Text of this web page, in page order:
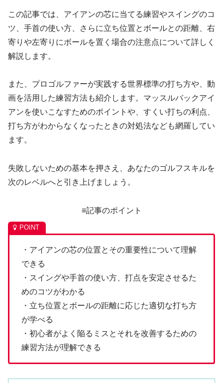
この記事では、アイアンの芯に当てる練習やスイングのコ
ツ、手首の使い方、さらに立ち位置とボールとの距離、右
寄りや左寄りにボールを置く場合の注意点について詳しく
解説します。
また、プロゴルファーが実践する世界標準の打ち方や、動
画を活用した練習方法も紹介します。マッスルバックアイ
アンを使いこなすためのポイントや、すくい打ちの利点、
打ち方がわからなくなったときの対処法なども網羅してい
ます。
失敗しないための基本を押さえ、あなたのゴルフスキルを
次のレベルへと引き上げましょう。
≡記事のポイント
・アイアンの芯の位置とその重要性について理解
できる
・スイングや手首の使い方、打点を安定させるた
めのコツがわかる
・立ち位置とボールの距離に応じた適切な打ち方
が学べる
・初心者がよく陥るミスとそれを改善するための
練習方法が理解できる